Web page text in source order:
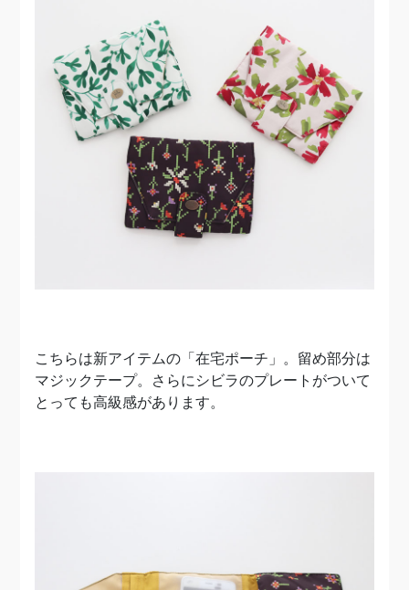
こちらは新アイテムの「在宅ポーチ」。留め部分は
マジックテープ。さらにシビラのプレートがついて
とっても高級感があります。